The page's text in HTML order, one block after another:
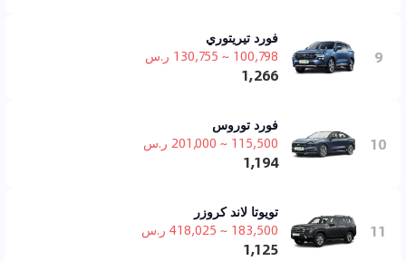
9
فورد تيريتوري
100,798 ~ 130,755 ر.س
1,266
10
فورد توروس
115,500 ~ 201,000 ر.س
1,194
11
تويوتا لاند كروزر
183,500 ~ 418,025 ر.س
1,125